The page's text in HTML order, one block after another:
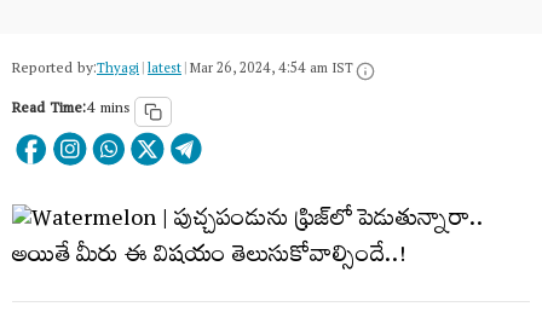
Reported by:Thyagi|latest|Mar 26, 2024, 4:54 am IST
Read Time:4 mins